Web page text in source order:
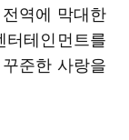
역에 막대한
터테인먼트를
준한 사랑을